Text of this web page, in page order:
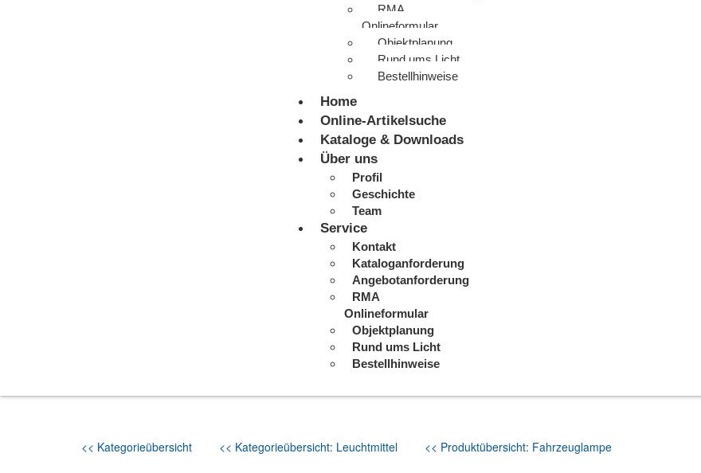
RMA
Onlineformular
Objektplanung
Rund ums Licht
Bestellhinweise
Home
Online-Artikelsuche
Kataloge & Downloads
Über uns
Profil
Geschichte
Team
Service
Kontakt
Kataloganforderung
Angebotanforderung
RMA
Onlineformular
Objektplanung
Rund ums Licht
Bestellhinweise
<< Kategorieübersicht << Kategorieübersicht: Leuchtmittel << Produktübersicht: Fahrzeuglampe